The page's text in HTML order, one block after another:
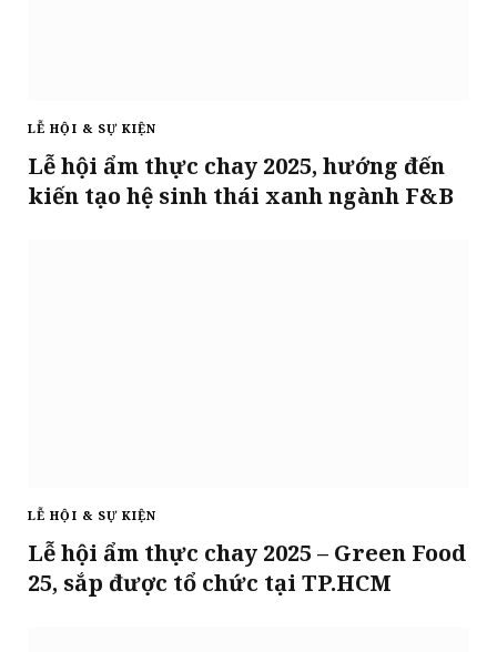
LỄ HỘI & SỰ KIỆN
Lễ hội ẩm thực chay 2025, hướng đến
kiến tạo hệ sinh thái xanh ngành F&B
LỄ HỘI & SỰ KIỆN
Lễ hội ẩm thực chay 2025 – Green Food
25, sắp được tổ chức tại TP.HCM